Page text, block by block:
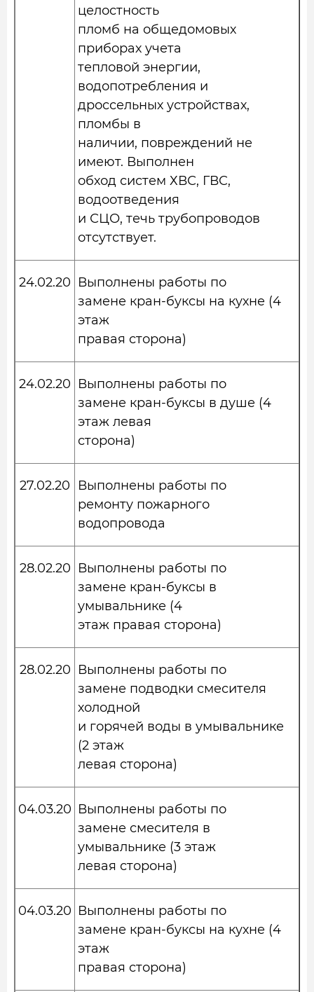
целостность
пломб на общедомовых
приборах учета
тепловой энергии,
водопотребления и
дроссельных устройствах,
пломбы в
наличии, повреждений не
имеют. Выполнен
обход систем ХВС, ГВС,
водоотведения
и СЦО, течь трубопроводов
отсутствует.
24.02.20 Выполнены работы по
замене кран-буксы на кухне (4
этаж
правая сторона)
24.02.20 Выполнены работы по
замене кран-буксы в душе (4
этаж левая
сторона)
27.02.20
Выполнены работы по
ремонту пожарного
водопровода
28.02.20 Выполнены работы по
замене кран-буксы в
умывальнике (4
этаж правая сторона)
28.02.20 Выполнены работы по
замене подводки смесителя
холодной
и горячей воды в умывальнике
(2 этаж
левая сторона)
04.03.20 Выполнены работы по
замене смесителя в
умывальнике (3 этаж
левая сторона)
04.03.20 Выполнены работы по
замене кран-буксы на кухне (4
этаж
правая сторона)